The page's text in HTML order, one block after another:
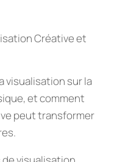
Créative et
visualisation sur la
et comment
peut transformer